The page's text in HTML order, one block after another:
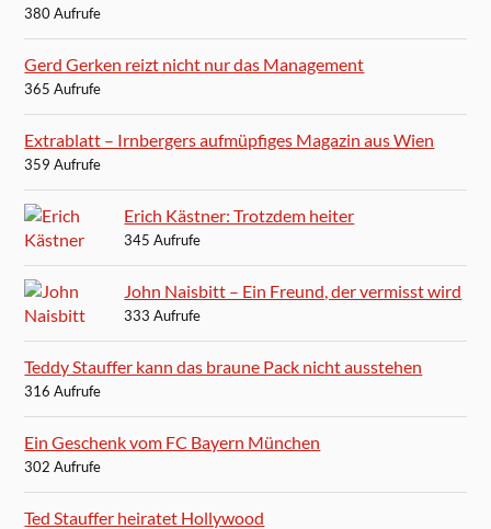
380 Aufrufe
Gerd Gerken reizt nicht nur das Management
365 Aufrufe
Extrablatt – Irnbergers aufmüpfiges Magazin aus Wien
359 Aufrufe
Erich Kästner: Trotzdem heiter
345 Aufrufe
John Naisbitt – Ein Freund, der vermisst wird
333 Aufrufe
Teddy Stauffer kann das braune Pack nicht ausstehen
316 Aufrufe
Ein Geschenk vom FC Bayern München
302 Aufrufe
Ted Stauffer heiratet Hollywood